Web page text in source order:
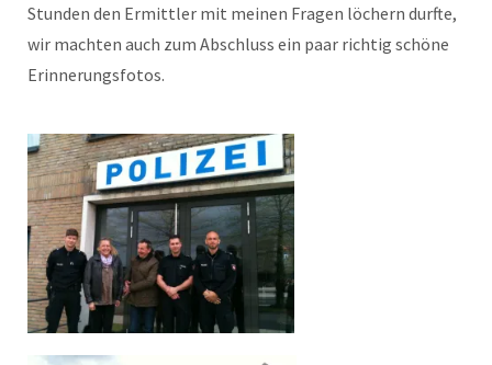
Stunden den Ermittler mit meinen Fragen löchern durfte,
wir machten auch zum Abschluss ein paar richtig schöne
Erinnerungsfotos.